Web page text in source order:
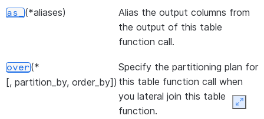
as_(*aliases)
Alias the output columns from
the output of this table
function call.
over(*
[, partition_by, order_by])
Specify the partitioning plan for
this table function call when
you lateral join this table
function.